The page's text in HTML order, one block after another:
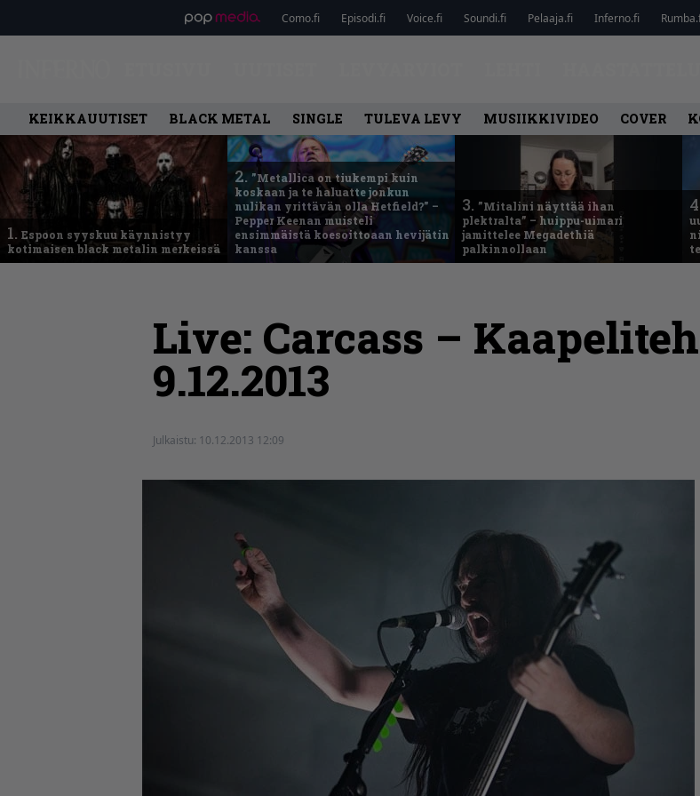
Como.fi Episodi.fi Voice.fi Soundi.fi Pelaaja.fi Inferno.fi
KEIKKAUUTISET BLACK METAL SINGLE TULEVA LEVY MUSIIKKIVIDEO COVER
1. Espoon syyskuu käynnistyy
kotimaisen black metalin merkeissä
2. ”Metallica on tiukempi kuin
koskaan ja te haluatte jonkun
nulikan yrittävän olla Hetfield?” –
Pepper Keenan muisteli
ensimmäistä koesoittoaan hevijätin
kanssa
3. ”Mitalini näyttää ihan
plektralta” – huippu-uimari
jamittelee Megadethiä
palkinnollaan
Live: Carcass –
9.12.2013
Julkaistu: 10.12.2013 12:09